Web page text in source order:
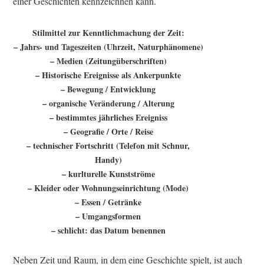
Stilmittel zur Kenntlichmachung der Zeit:
– Jahrs- und Tageszeiten (Uhrzeit, Naturphänomene)
– Medien (Zeitungüberschriften)
– Historische Ereignisse als Ankerpunkte
– Bewegung / Entwicklung
– organische Veränderung / Alterung
– bestimmtes jährliches Ereigniss
– Geografie / Orte / Reise
– technischer Fortschritt (Telefon mit Schnur,
Handy)
– kurlturelle Kunstströme
– Kleider oder Wohnungseinrichtung (Mode)
– Essen / Getränke
– Umgangsformen
– schlicht: das Datum benennen
Neben Zeit und Raum, in dem eine Geschichte spielt, ist auch